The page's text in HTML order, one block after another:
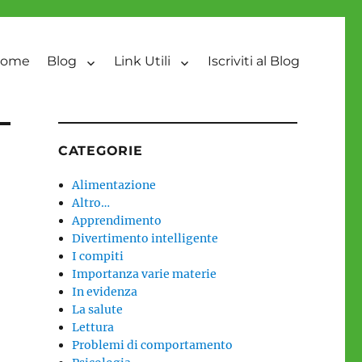
Blog Link Utili Iscriviti al Blog
CATEGORIE
Alimentazione
Altro…
Apprendimento
Divertimento intelligente
I compiti
Importanza varie materie
In evidenza
La salute
Lettura
Problemi di comportamento